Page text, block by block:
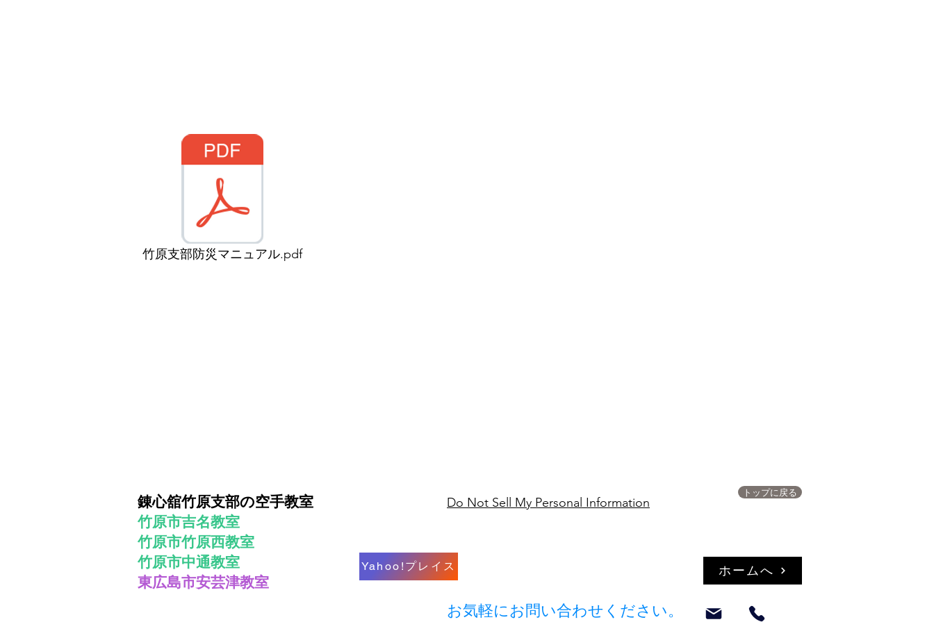
竹原支部防災マニュアル.pdf
錬心舘竹原支部の空手教室
竹原市吉名教室
竹原市竹原西教室
​竹原市中通教室
東広島市安芸津教室
Do Not Sell My Personal Information
Yahoo!プレイス
トップに戻る
ホームへ
​お気軽にお問い合わせください。